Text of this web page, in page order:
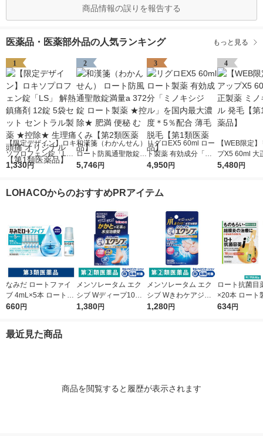
商品情報の誤りを報告する
医薬品・医薬部外品の人気ランキング もっと見る
1
【限定デザイン】ロキ
ソプロフェン錠「L
S」 解熱鎮痛剤 12錠
頭痛 オリジナル【第1
1,330円
2
和漢箋（わかんせん）
ロート防風通聖散錠満
量a 372錠 ロート製薬
5,746円
3
リグロEX5 60ml ロー
ト製薬 有効成分「ミ
ノキシジル」を国内最
4,950円
4
【WEB限定
プX5 60ml 大
ミノキシジル
5,480円
LOHACOからのおすすめPRアイテム
なみだ ロートファイ
ブ 4mL×5本 ロート製
薬 目薬 乾き目 疲れ目
660円
メンソレータム エク
シブ Wディープ10ク
リーム ロート製薬★
1,380円
メンソレータム エク
シブ Wきわケアジェ
ル 15g ロート製薬 ★
1,280円
ロート抗菌目
×20本 ロート
薬 ものもらい
634円
最近見た商品
商品を閲覧すると履歴が表示されます